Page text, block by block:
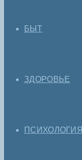
БЫТ
ЗДОРОВЬЕ
ПСИХОЛОГИЯ